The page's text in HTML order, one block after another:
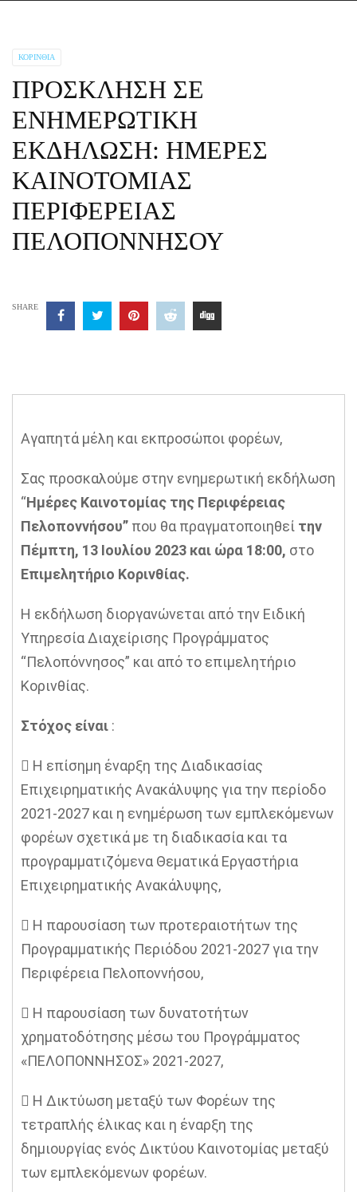
ΚΟΡΙΝΘΊΑ
ΠΡΟΣΚΛΗΣΗ ΣΕ
ΕΝΗΜΕΡΩΤΙΚΗ
ΕΚΔΗΛΩΣΗ: ΗΜΕΡΕΣ
ΚΑΙΝΟΤΟΜΙΑΣ
ΠΕΡΙΦΕΡΕΙΑΣ
ΠΕΛΟΠΟΝΝΗΣΟΥ
SHARE
Αγαπητά μέλη και εκπροσώποι φορέων,
Σας προσκαλούμε στην ενημερωτική εκδήλωση
“Ημέρες Καινοτομίας της Περιφέρειας
Πελοποννήσου” που θα πραγματοποιηθεί την
Πέμπτη, 13 Ιουλίου 2023 και ώρα 18:00, στο
Επιμελητήριο Κορινθίας.
Η εκδήλωση διοργανώνεται από την Ειδική
Υπηρεσία Διαχείρισης Προγράμματος
“Πελοπόννησος” και από το επιμελητήριο
Κορινθίας.
Στόχος είναι :
 Η επίσημη έναρξη της Διαδικασίας
Επιχειρηματικής Ανακάλυψης για την περίοδο
2021-2027 και η ενημέρωση των εμπλεκόμενων
φορέων σχετικά με τη διαδικασία και τα
προγραμματιζόμενα Θεματικά Εργαστήρια
Επιχειρηματικής Ανακάλυψης,
 Η παρουσίαση των προτεραιοτήτων της
Προγραμματικής Περιόδου 2021-2027 για την
Περιφέρεια Πελοποννήσου,
 Η παρουσίαση των δυνατοτήτων
χρηματοδότησης μέσω του Προγράμματος
«ΠΕΛΟΠΟΝΝΗΣΟΣ» 2021-2027,
 Η Δικτύωση μεταξύ των Φορέων της
τετραπλής έλικας και η έναρξη της
δημιουργίας ενός Δικτύου Καινοτομίας μεταξύ
των εμπλεκόμενων φορέων.